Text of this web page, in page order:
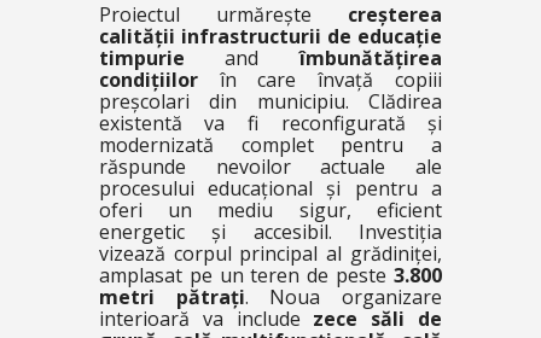
Proiectul urmărește creșterea
calității infrastructurii de educație
timpurie andîmbunătățirea
condițiilorîn care învață copiii
preșcolari din municipiu. Clădirea
existentă va fi reconfigurată și
modernizată complet pentru a
răspunde nevoilor actuale ale
procesului educațional și pentru a
oferi un mediu sigur, eficient
energetic și accesibil. Investiția
vizează corpul principal al grădiniței,
amplasat pe un teren de peste3.800
metri pătrați. Noua organizare
interioară va include zece săli de